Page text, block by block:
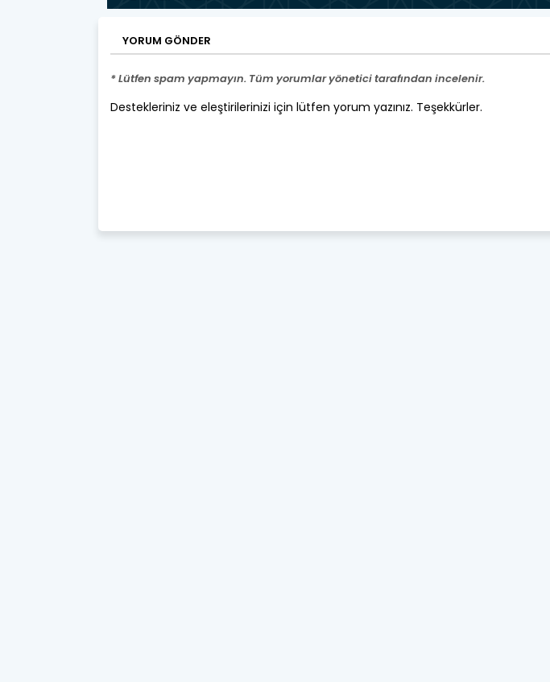
YORUM GÖNDER
* Lütfen spam yapmayın. Tüm yorumlar yönetici tarafından incelenir.
Destekleriniz ve eleştirilerinizi için lütfen yorum yazınız. Teşekkürler.